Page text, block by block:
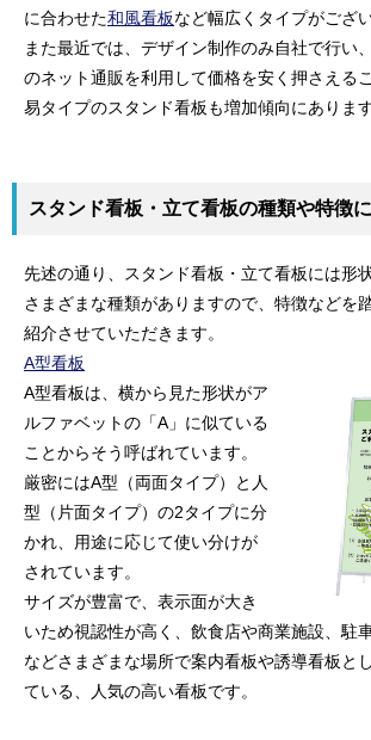
に合わせた和風看板など幅広くタイプがござ
また最近では、デザイン制作のみ自社で行い
のネット通販を利用して価格を安く押さえる
易タイプのスタンド看板も増加傾向にあります
スタンド看板・立て看板の種類や特徴
先述の通り、スタンド看板・立て看板には形
さまざまな種類がありますので、特徴などを
紹介させていただきます。
A型看板
A型看板は、横から見た形状がア
ルファベットの「A」に似ている
ことからそう呼ばれています。
厳密にはA型（両面タイプ）と人
型（片面タイプ）の2タイプに分
かれ、用途に応じて使い分けが
されています。
サイズが豊富で、表示面が大き
いため視認性が高く、飲食店や商業施設、駐
などさまざまな場所で案内看板や誘導看板と
ている、人気の高い看板です。